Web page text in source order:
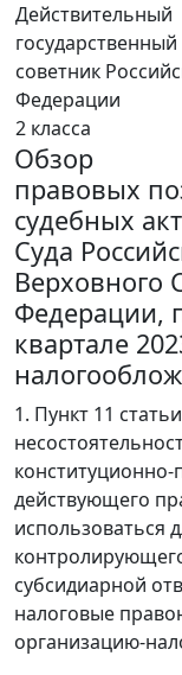
Действительный
государственный
советник
Федерации
2 класса
Обзор
правовых
судебных
Суда
Верховного
Федерации,
квартале
1. Пункт 11
действующего
использоваться
субсидиарной
налоговые
организацию-